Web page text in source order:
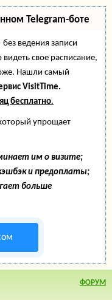
Telegram-боте
без ведения записи
свое расписание,
Нашли самый
VisitTime.
бесплатно.
упрощает
им о визите;
и предоплаты;
больше
ФОРУМ